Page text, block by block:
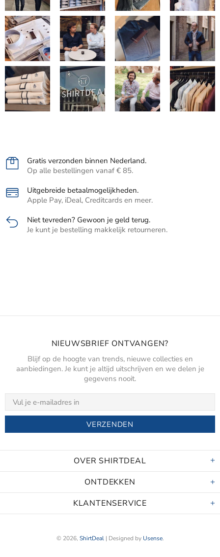
Gratis verzonden binnen Nederland.
Op alle bestellingen vanaf € 85.
Uitgebreide betaalmogelijkheden.
Apple Pay, iDeal, Creditcards en meer.
Niet tevreden? Gewoon je geld terug.
Je kunt je bestelling makkelijk retourneren.
NIEUWSBRIEF ONTVANGEN?
Blijf op de hoogte van trends, nieuwe collecties en
aanbiedingen. Je kunt je altijd uitschrijven en we delen je
gegevens nooit.
OVER SHIRTDEAL
ONTDEKKEN
KLANTENSERVICE
© 2026, ShirtDeal| Designed by Usense.